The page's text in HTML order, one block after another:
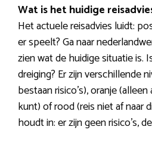
Wat is het huidige
Het actuele reisadvies luidt:
er speelt? Ga naar
zien wat de huidige situatie is.
dreiging? Er zijn verschillende
bestaan risico’s), oranje
kunt) of rood (reis niet af naar
houdt in: er zijn geen risico’s,